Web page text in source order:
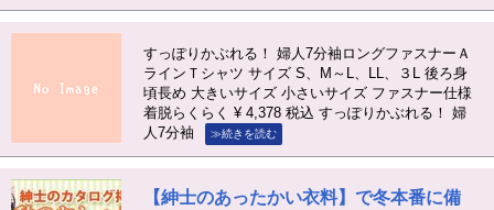
すっぽりかぶれる！ 婦人7分袖ロングファスナーＡ
ラインＴシャツ サイズ S、M～L、LL、３L 後ろ身
頃長め 大きいサイズ 小さいサイズ ファスナー仕様
着脱らくらく ¥ 4,378 税込 すっぽりかぶれる！ 婦
人7分袖
≫続きを読む
【紳士のあったかい衣料】で冬本番に備